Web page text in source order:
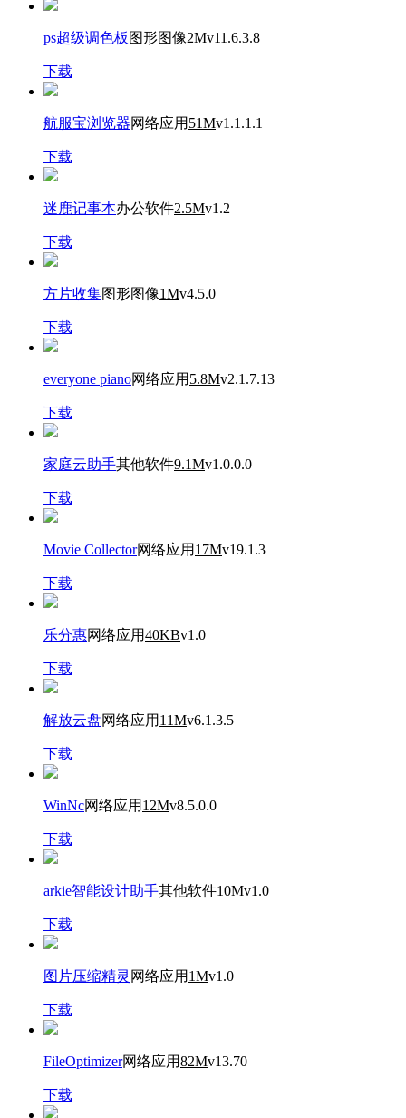
ps超级调色板 图形图像2Mv11.6.3.8
下载
航服宝浏览器网络应用 51Mv1.1.1.1
下载
迷鹿记事本办公软件2.5Mv1.2
下载
方片收集图形图像1Mv4.5.0
下载
everyone piano网络应用 5.8Mv2.1.7.13
下载
家庭云助手其他软件9.1Mv1.0.0.0
下载
Movie Collector网络应用 17Mv19.1.3
下载
乐分惠网络应用40KBv1.0
下载
解放云盘网络应用 11Mv6.1.3.5
下载
WinNc网络应用 12Mv8.5.0.0
下载
arkie智能设计助手其他软件10Mv1.0
下载
图片压缩精灵 网络应用 1Mv1.0
下载
FileOptimizer网络应用82Mv13.70
下载